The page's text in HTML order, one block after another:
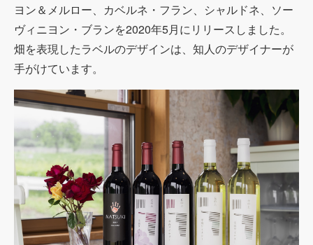
ヨン＆メルロー、カベルネ・フラン、シャルドネ、ソー
ヴィニヨン・ブランを2020年5月にリリースしました。
畑を表現したラベルのデザインは、知人のデザイナーが
手がけています。